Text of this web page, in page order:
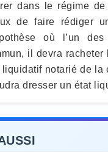
dans le régime
de faire rédiger
où l’un
il devra
liquidatif notarié de la
dresser un état